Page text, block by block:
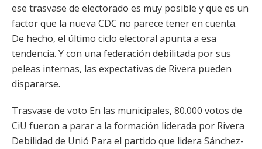
ese trasvase de electorado es muy posible y que es un
factor que la nueva CDC no parece tener en cuenta.
De hecho, el último ciclo electoral apunta a esa
tendencia. Y con una federación debilitada por sus
peleas internas, las expectativas de Rivera pueden
dispararse.
Trasvase de voto En las municipales, 80.000 votos de
CiU fueron a parar a la formación liderada por Rivera
Debilidad de Unió Para el partido que lidera Sánchez-